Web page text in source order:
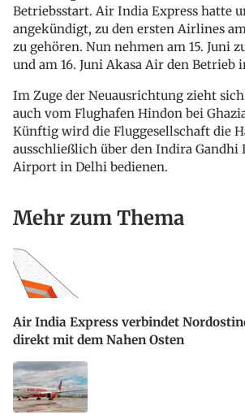
Betriebsstart. Air India Express hatte
angekündigt, zu den ersten Airlines
zu gehören. Nun nehmen am 15. Juni
und am 16. Juni Akasa Air den Betrieb
Im Zuge der Neuausrichtung zieht
auch vom Flughafen Hindon bei
Künftig wird die Fluggesellschaft die
ausschließlich über den Indira
Airport in Delhi bedienen.
Mehr zum Thema
Air India Express verbindet
direkt mit dem Nahen Osten